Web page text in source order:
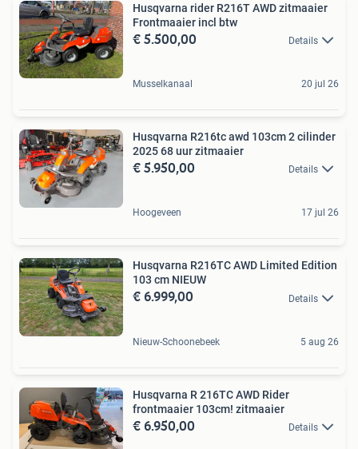
Husqvarna rider R216T AWD zitmaaier
Frontmaaier incl btw
€ 5.500,00 Details
Musselkanaal 20 jul 26
Husqvarna R216tc awd 103cm 2 cilinder
2025 68 uur zitmaaier
€ 5.950,00 Details
Hoogeveen 17 jul 26
Husqvarna R216TC AWD Limited Edition
103 cm NIEUW
€ 6.999,00 Details
Nieuw-Schoonebeek 5 aug 26
Husqvarna R 216TC AWD Rider
frontmaaier 103cm! zitmaaier
€ 6.950,00 Details